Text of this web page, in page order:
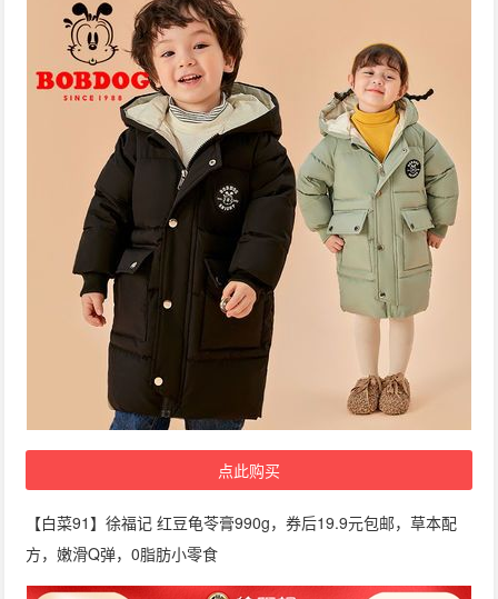
点此购买
【白菜91】徐福记 红豆龟苓膏990g，券后19.9元包邮，草本配
方，嫩滑Q弹，0脂肪小零食